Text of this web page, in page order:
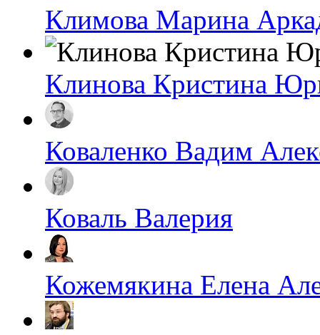
Климова Марина
Клинова Кристина
Коваленко Вадим
Коваль Валерия
Кожемякина Елена